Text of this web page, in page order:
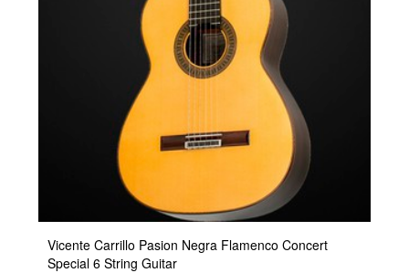
Vicente Carrillo Pasion Negra Flamenco Concert
Special 6 String Guitar